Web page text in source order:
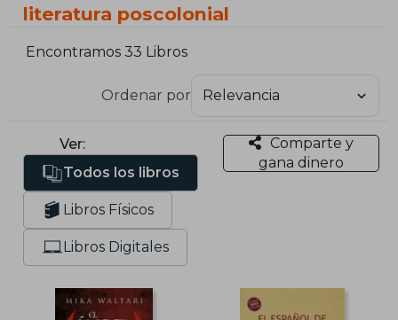
literatura poscolonial
Encontramos 33 Libros
Ordenar por
Ver:
Todos los libros
Libros Físicos
Libros Digitales
Comparte y
gana dinero